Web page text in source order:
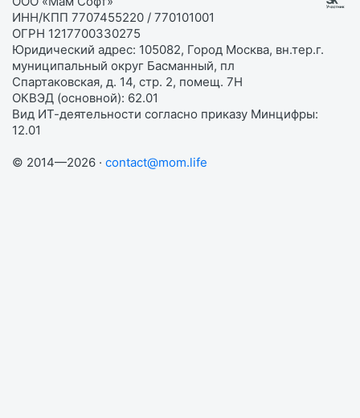
ИНН/КПП 7707455220 / 770101001
ОГРН 1217700330275
Юридический адрес: 105082, Город Москва, вн.тер.г.
муниципальный округ Басманный, пл
Спартаковская, д. 14, стр. 2, помещ. 7Н
ОКВЭД (основной): 62.01
Вид ИТ-деятельности согласно приказу Минцифры:
12.01
© 2014—2026 · contact@mom.life